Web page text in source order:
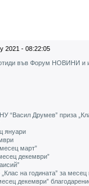
2021 - 08:22:05
във Форум НОВИНИ и
“Васил Друмев” приза
януари
март”
декември”
на годината” за месец
декември”